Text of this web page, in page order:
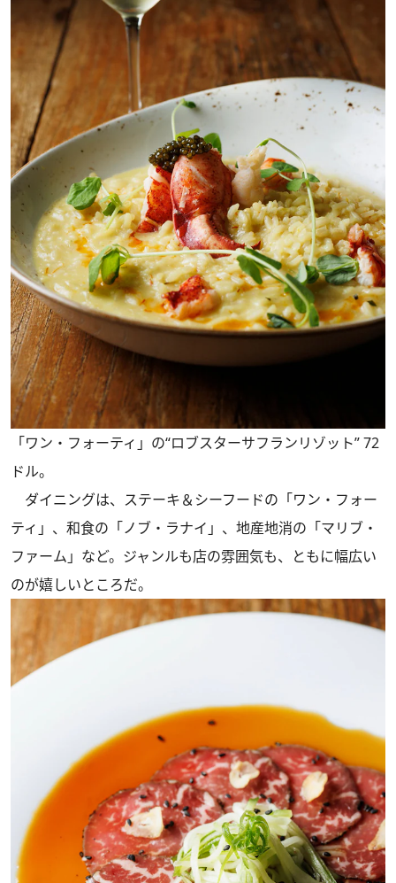
「ワン・フォーティ」の“ロブスターサフランリゾット” 72
ドル。
ダイニングは、ステーキ＆シーフードの「ワン・フォー
ティ」、和食の「ノブ・ラナイ」、地産地消の「マリブ・
ファーム」など。ジャンルも店の雰囲気も、ともに幅広い
のが嬉しいところだ。